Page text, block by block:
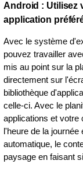
Android : Utilisez
application
Avec le système
pouvez travailler
mis au point sur la
directement sur
bibliothèque
celle-ci. Avec le
applications et votre
l'heure de la journée
automatique, le
paysage en faisant